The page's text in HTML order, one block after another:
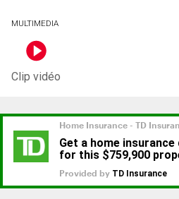
MULTIMEDIA
Clip vidéo